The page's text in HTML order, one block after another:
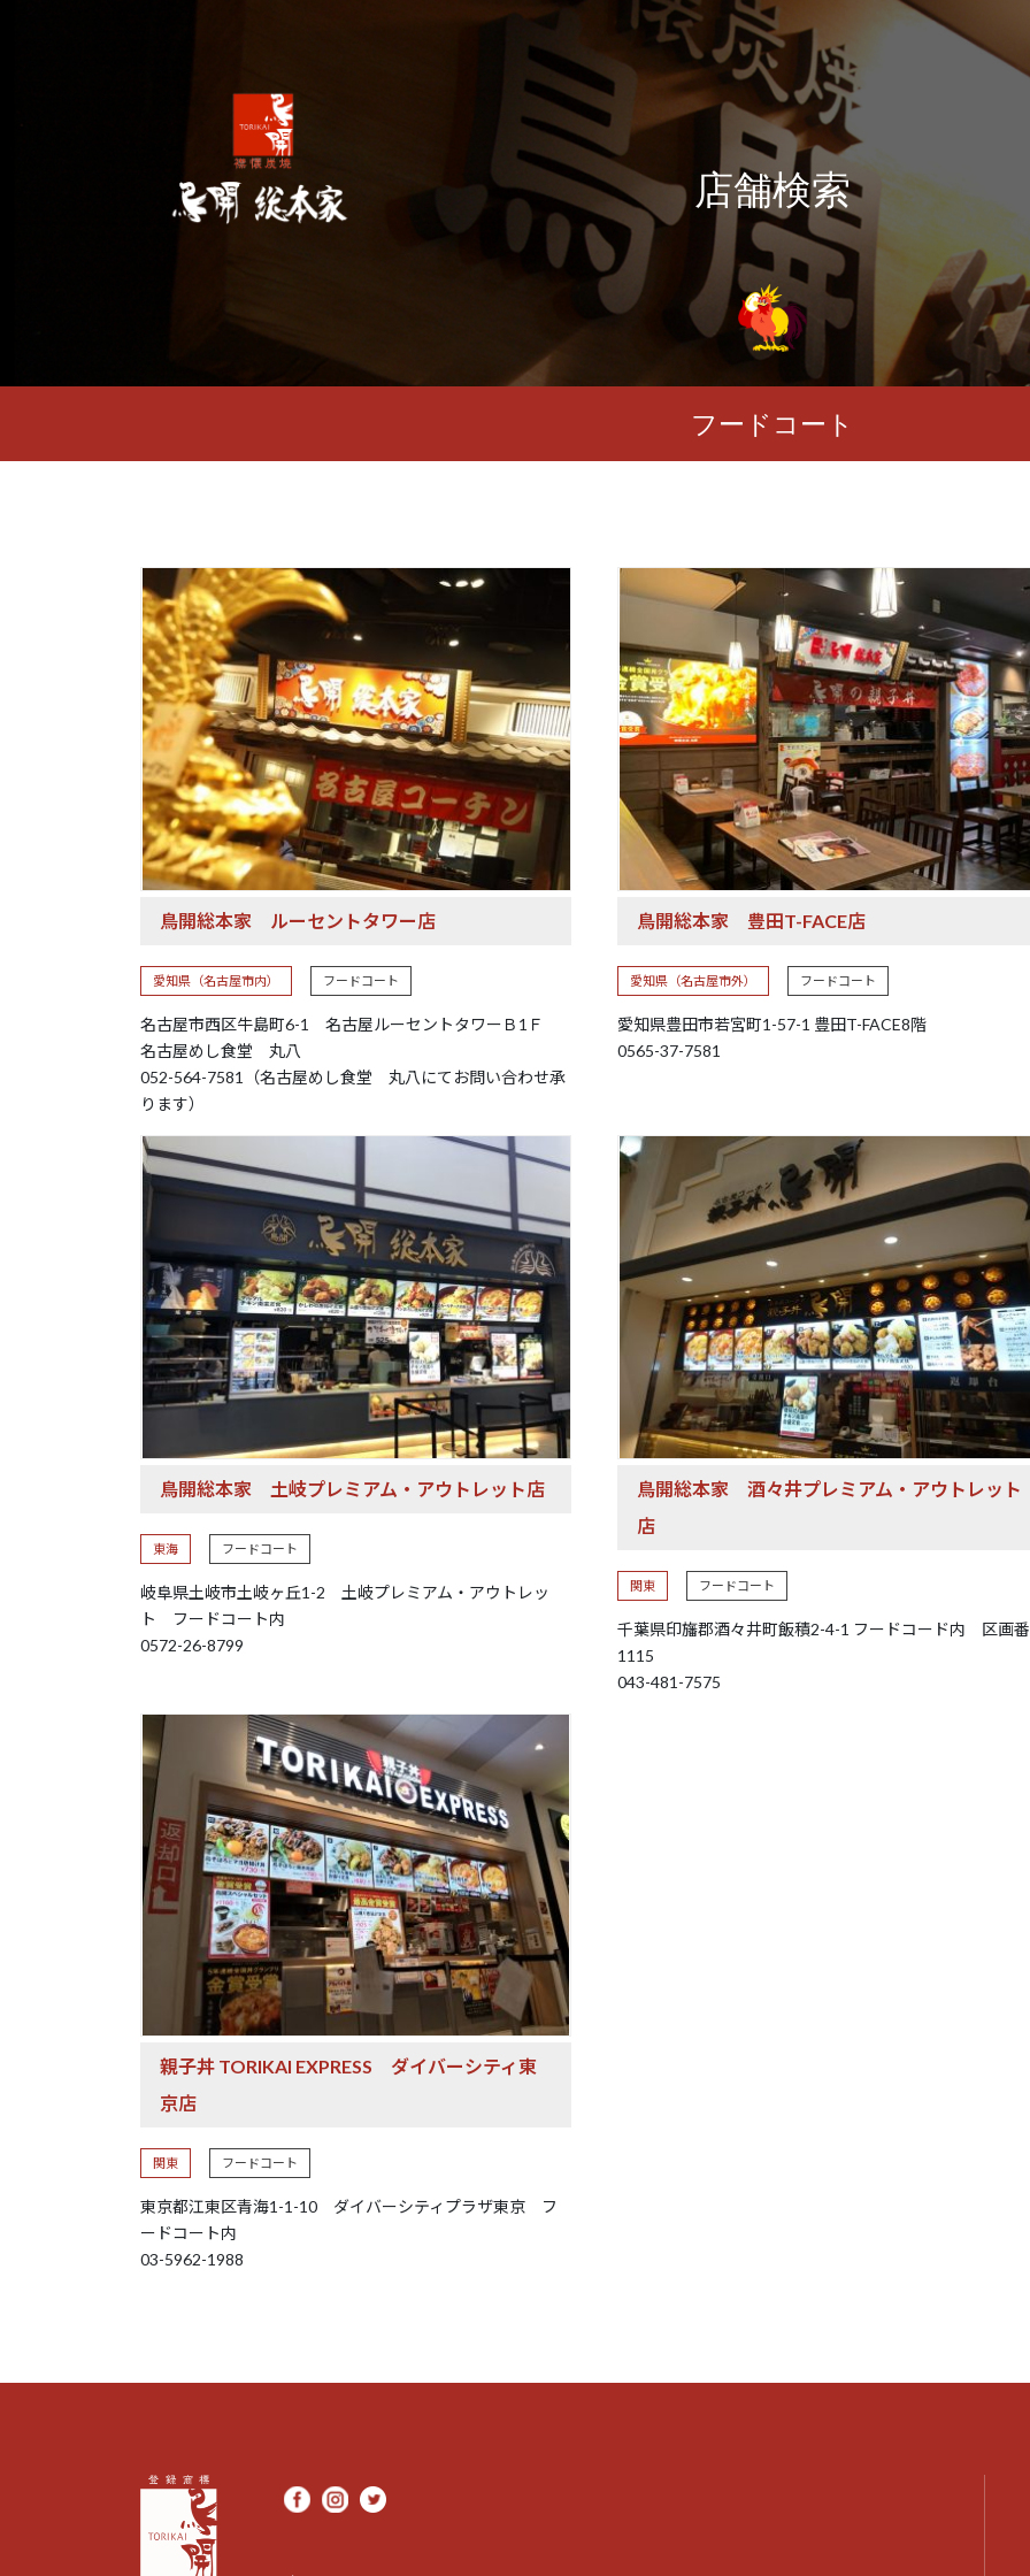
店舗検索
フードコート
鳥開総本家 ルーセントタワー店
愛知県（名古屋市内） フードコート
名古屋市西区牛島町6-1 名古屋ルーセントタワーＢ1Ｆ
名古屋めし食堂 丸八
052-564-7581（名古屋めし食堂 丸八にてお問い合わせ承
ります）
鳥開総本家 豊田T-FACE店
愛知県（名古屋市外） フードコート
愛知県豊田市若宮町1-57-1 豊田T-FACE8階
0565-37-7581
鳥開総本家 土岐プレミアム・アウトレット店
東海 フードコート
岐阜県土岐市土岐ヶ丘1-2 土岐プレミアム・アウトレッ
ト フードコート内
0572-26-8799
鳥開総本家 酒々井プレミアム・アウトレット
店
関東 フードコート
千葉県印旛郡酒々井町飯積2-4-1 フードコード内 区画
1115
043-481-7575
親子丼 TORIKAI EXPRESS ダイバーシティ東
京店
関東 フードコート
東京都江東区青海1-1-10 ダイバーシティプラザ東京 フ
ードコート内
03-5962-1988